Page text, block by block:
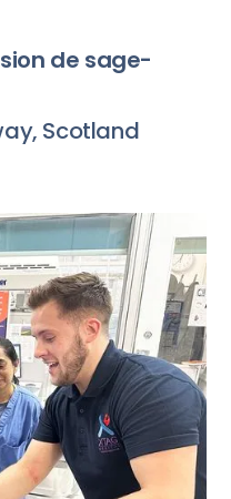
de sage-
Scotland